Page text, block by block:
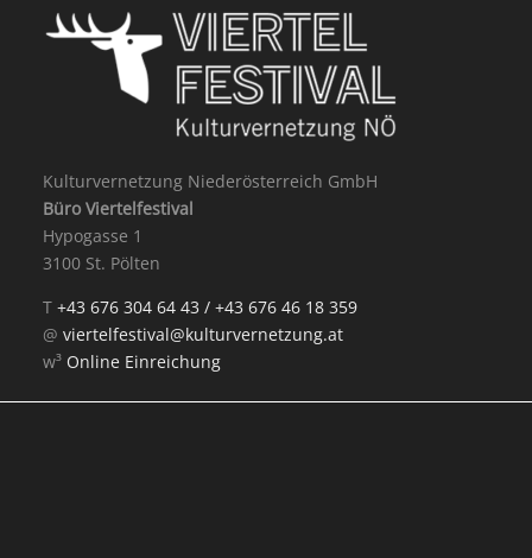
Kulturvernetzung Niederösterreich GmbH
Büro Viertelfestival
Hypogasse 1
3100 St. Pölten
T+43 676 304 64 43 /+43 676 46 18 359
@viertelfestival@kulturvernetzung.at
w³ Online Einreichung